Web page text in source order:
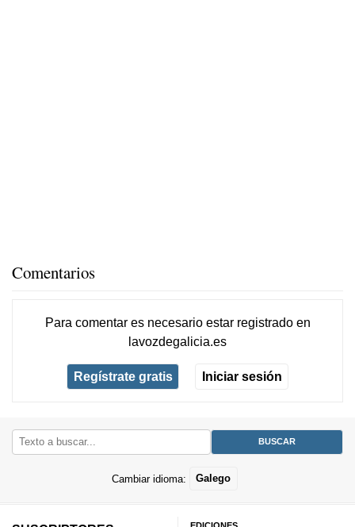
Comentarios
Para comentar es necesario estar registradoen
lavozdegalicia.es
Regístrate gratis Iniciar sesión
Cambiar idioma: Galego